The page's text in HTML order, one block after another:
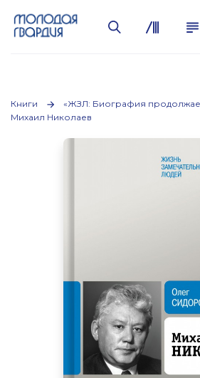
Книги
«ЖЗЛ: Биография
Михаил Николаев